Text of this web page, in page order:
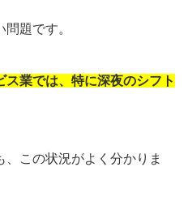
題です。
業では、特に深夜のシフト
この状況がよく分かりま